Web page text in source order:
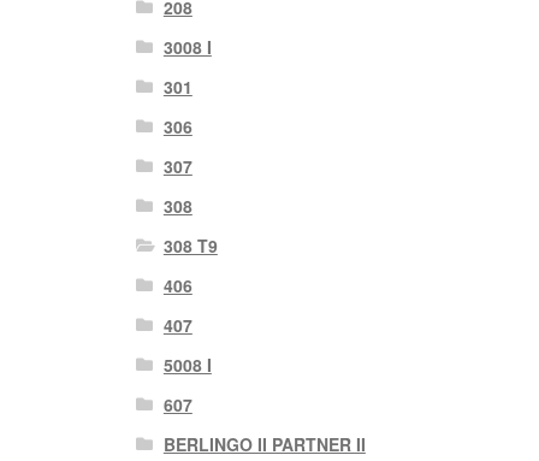
208
3008 Ι
301
306
307
308
308 Τ9
406
407
5008 Ι
607
BERLINGO II PARTNER II